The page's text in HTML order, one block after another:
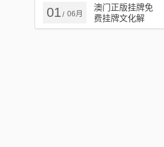
实,谨防夸大宣传
01 / 06月
澳门正版挂牌免
费挂牌文化解
答、解释与落实​-